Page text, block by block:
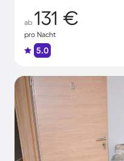
ab 131 €
pro Nacht
5.0